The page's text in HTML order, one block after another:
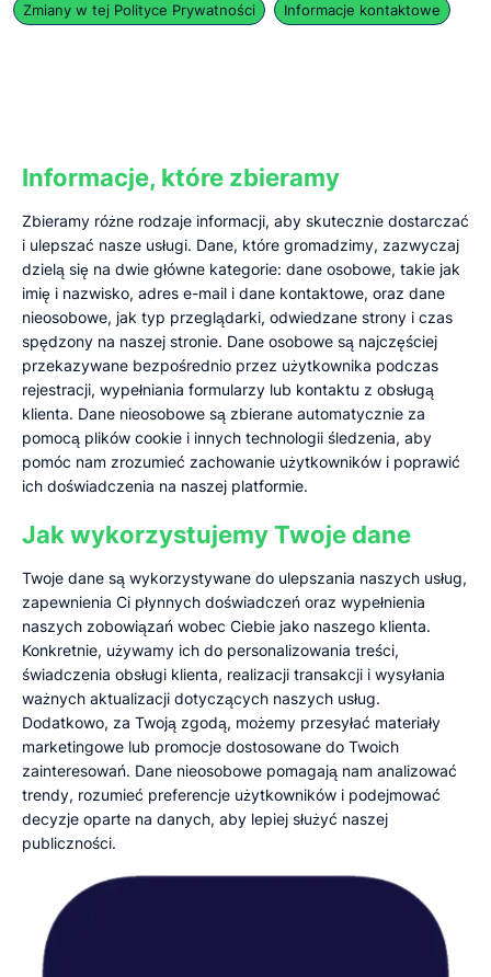
Zmiany w tej Polityce Prywatności Informacje kontaktowe
Informacje, które zbieramy
Zbieramy różne rodzaje informacji, aby skutecznie dostarczać
i ulepszać nasze usługi. Dane, które gromadzimy, zazwyczaj
dzielą się na dwie główne kategorie: dane osobowe, takie jak
imię i nazwisko, adres e-mail i dane kontaktowe, oraz dane
nieosobowe, jak typ przeglądarki, odwiedzane strony i czas
spędzony na naszej stronie. Dane osobowe są najczęściej
przekazywane bezpośrednio przez użytkownika podczas
rejestracji, wypełniania formularzy lub kontaktu z obsługą
klienta. Dane nieosobowe są zbierane automatycznie za
pomocą plików cookie i innych technologii śledzenia, aby
pomóc nam zrozumieć zachowanie użytkowników i poprawić
ich doświadczenia na naszej platformie.
Jak wykorzystujemy Twoje dane
Twoje dane są wykorzystywane do ulepszania naszych usług,
zapewnienia Ci płynnych doświadczeń oraz wypełnienia
naszych zobowiązań wobec Ciebie jako naszego klienta.
Konkretnie, używamy ich do personalizowania treści,
świadczenia obsługi klienta, realizacji transakcji i wysyłania
ważnych aktualizacji dotyczących naszych usług.
Dodatkowo, za Twoją zgodą, możemy przesyłać materiały
marketingowe lub promocje dostosowane do Twoich
zainteresowań. Dane nieosobowe pomagają nam analizować
trendy, rozumieć preferencje użytkowników i podejmować
decyzje oparte na danych, aby lepiej służyć naszej
publiczności.